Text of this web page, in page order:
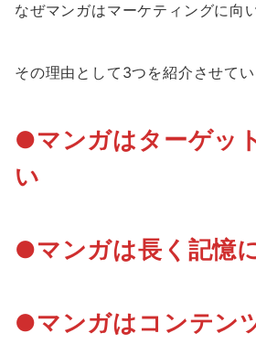
なぜマンガはマーケティングに向
その理由として3つを紹介させてい
●マンガはターゲッ
い
●マンガは長く記憶
●マンガはコンテン